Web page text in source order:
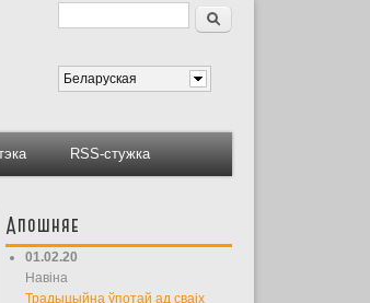
Форма пошуку
Пошук
Беларуская
RSS-стужка
Апошняе
01.02.20
Навіна
Традыцыйна ўпотай ад сваіх